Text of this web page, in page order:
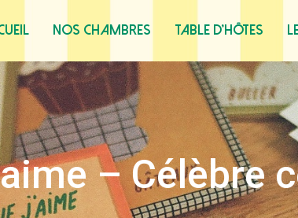
Nos chambres Table d’hôtes
– Célèbre